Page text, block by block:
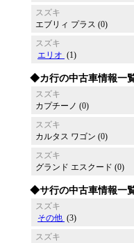
スズキ
エブリィ プラス (0)
スズキ
エリオ (1)
◆カ行の中古車情報一
スズキ
カプチーノ (0)
スズキ
カルタス ワゴン (0)
スズキ
グランド エスクード (0)
◆サ行の中古車情報一
スズキ
その他 (3)
スズキ